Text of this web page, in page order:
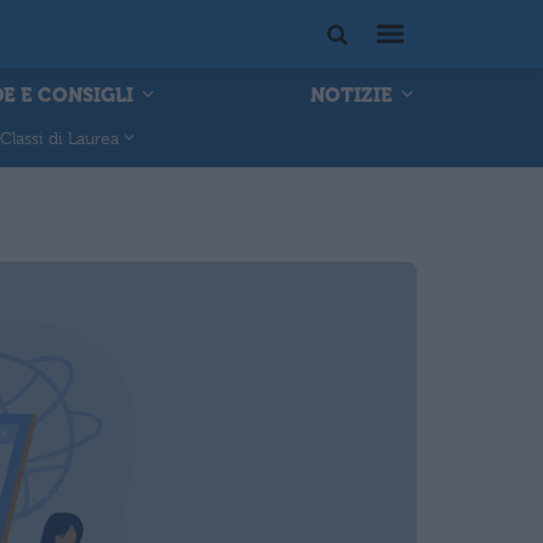
E CONSIGLI NOTIZIE
Classi di Laurea